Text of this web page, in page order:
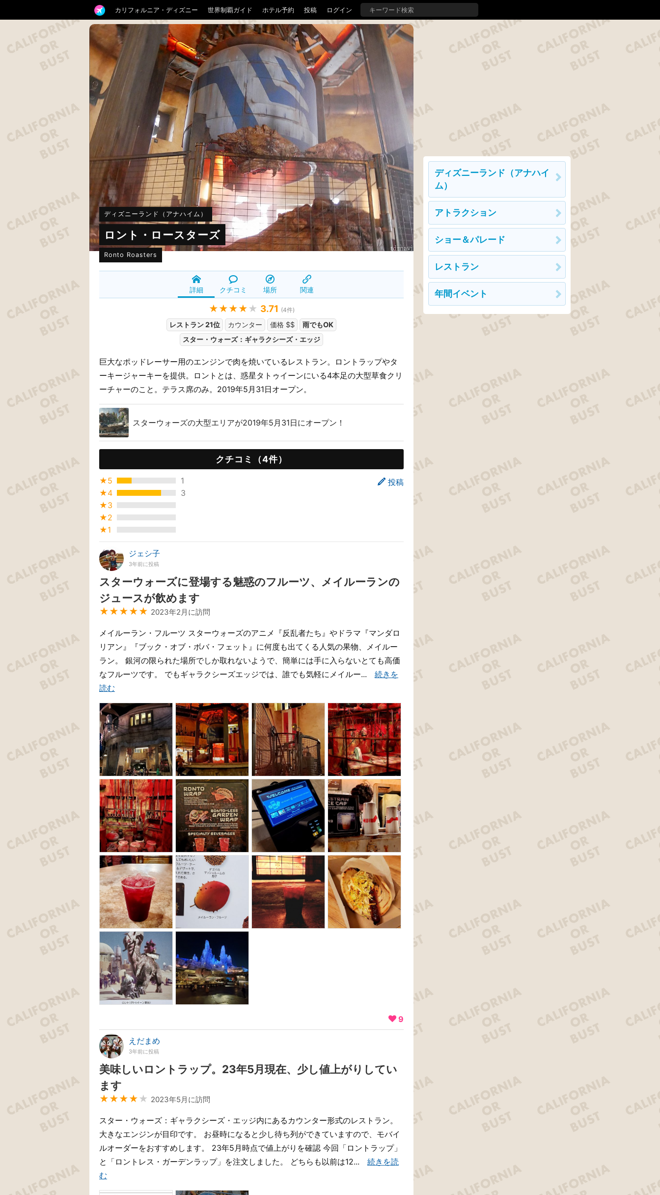
カリフォルニア・ディズニー 世界制覇ガイド ホテル予約 投稿 ログイン
ディズニーランド（アナハイム）
ロント・ロースターズ
Ronto Roasters
詳細 クチコミ 場所 関連
★★★★ ★ 3.71 (4件)
レストラン 21位 カウンター 価格 $$
雨でもOK
スター・ウォーズ：ギャラクシーズ・エッジ
巨大なポッドレーサー用のエンジンで肉を焼いているレストラン。ロントラップやタ
ーキージャーキーを提供。ロントとは、惑星タトゥイーンにいる4本足の大型草食クリ
ーチャーのこと。テラス席のみ。2019年5月31日オープン。
スターウォーズの大型エリアが2019年5月31日にオープン！
クチコミ（4件）
投稿
★5
1
★4
3
★3
★2
★1
ジェシ子
3年前に投稿
スターウォーズに登場する魅惑のフルーツ、メイルーランの
ジュースが飲めます
★★★★★ 2023年2月に訪問
メイルーラン・フルーツ スターウォーズのアニメ『反乱者たち』やドラマ『マンダロ
リアン』『ブック・オブ・ボバ・フェット』に何度も出てくる人気の果物、メイルー
ラン。 銀河の限られた場所でしか取れないようで、簡単には手に入らないとても高価
なフルーツです。 でもギャラクシーズエッジでは、誰でも気軽にメイルー... 続きを
読む
9
えだまめ
3年前に投稿
美味しいロントラップ。23年5月現在、少し値上がりしてい
ます
★★★★ ★ 2023年5月に訪問
スター・ウォーズ：ギャラクシーズ・エッジ内にあるカウンター形式のレストラン。
大きなエンジンが目印です。 お昼時になると少し待ち列ができていますので、モバイ
ルオーダーをおすすめします。 23年5月時点で値上がりを確認 今回「ロントラップ」
と「ロントレス・ガーデンラップ」を注文しました。 どちらも以前は12... 続きを読
む
ディズニーランド（アナハイ
ム）
アトラクション
ショー＆パレード
レストラン
年間イベント